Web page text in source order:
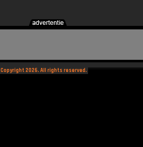
Copyright 2026. All rights reserved.